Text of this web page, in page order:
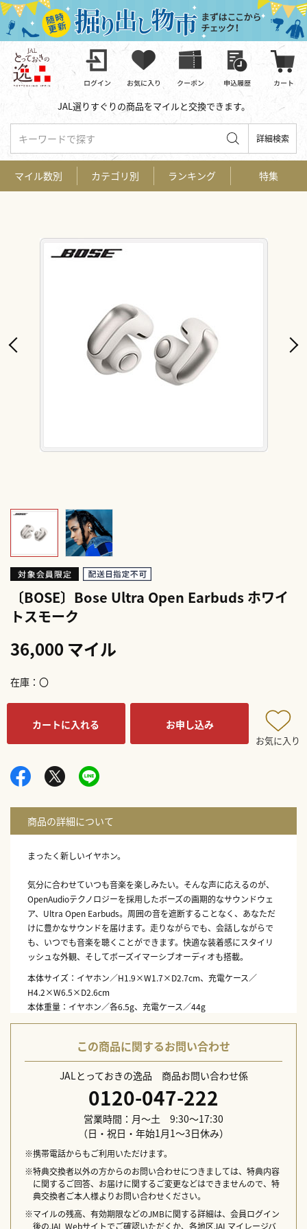
JAL選りすぐりの商品をマイルと交換できます。
キーワードで探す 詳細検索
〔BOSE〕Bose Ultra Open Earbuds ホワイ
トスモーク
36,000 マイル
在庫 〇
カートに入れる お申し込み
お気に入り
まったく新しいイヤホン。
気分に合わせていつも音楽を楽しみたい。そんな声に応えるのが、
OpenAudioテクノロジーを採用したボーズの画期的なサウンドウェ
ア、Ultra Open Earbuds。周囲の音を遮断することなく、あなただ
けに豊かなサウンドを届けます。走りながらでも、会話しながらで
も、いつでも音楽を聴くことができます。快適な装着感にスタイリ
ッシュな外観、そしてボーズイマーシブオーディオも搭載。
本体サイズ：イヤホン／H1.9×W1.7×D2.7cm、充電ケース／
H4.2×W6.5×D2.6cm
本体重量：イヤホン／各6.5g、充電ケース／44g
連続再生時間：最長7.5時間（イマーシブオーディオがオンの場合は
充電時間：イヤホン／最長1時間、充電ケース／最長3時間
防水規格：IPX4
付属品：充電ケース、USB-C（A→C）ケーブル、クイックスタート
ガイド、セーフティシート
この商品に関するお問い合わせ
JALとっておきの逸品 商品お問い合わせ係
0120-047-222
営業時間：月～土 9:30～17:30
（日・祝日・年始1月1～3日休み）
※携帯電話からもご利用いただけます。
※特典交換者以外の方からのお問い合わせにつきましては、特典内容
に関するご回答、お届けに関するご変更などはできませんので、特
典交換者ご本人様よりお問い合わせください。
※マイルの残高、有効期限などのJMBに関する詳細は、会員ログイン
後のJAL Webサイトでご確認いただくか、各地区JALマイレージバ
マイル数別 カテゴリ別 ランキング 特集